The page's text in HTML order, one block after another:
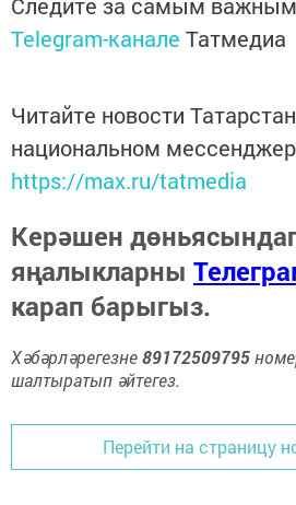
Telegram-канале Татмедиа
Читайте новости
национальном
https://max.ru/tatmedia
Керәшен
яңалыкларны
карап барыгыз.
Хәбәрләрегезне89172509795
шалтыратып әйтегез.
Перейти на страницу